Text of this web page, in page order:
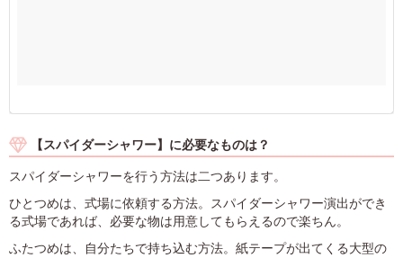
【スパイダーシャワー】に必要なものは？
スパイダーシャワーを行う方法は二つあります。
ひとつめは、式場に依頼する方法。スパイダーシャワー演出ができ
る式場であれば、必要な物は用意してもらえるので楽ちん。
ふたつめは、自分たちで持ち込む方法。紙テープが出てくる大型の